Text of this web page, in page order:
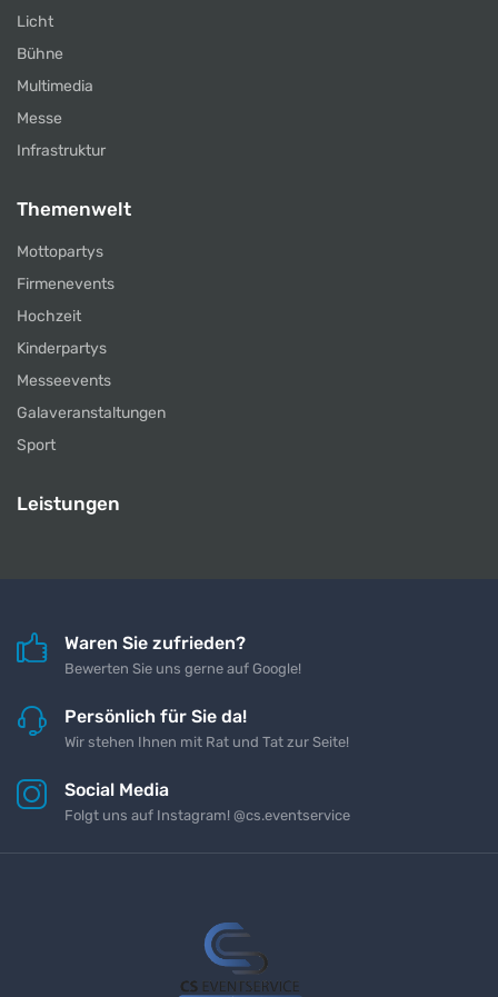
Licht
Bühne
Multimedia
Messe
Infrastruktur
Themenwelt
Mottopartys
Firmenevents
Hochzeit
Kinderpartys
Messeevents
Galaveranstaltungen
Sport
Leistungen
Waren Sie zufrieden?
Bewerten Sie uns gerne auf Google!
Persönlich für Sie da!
Wir stehen Ihnen mit Rat und Tat zur Seite!
Social Media
Folgt uns auf Instagram! @cs.eventservice